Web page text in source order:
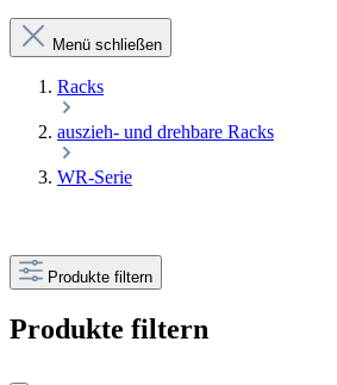
Menü schließen
Racks
auszieh- und drehbare Racks
WR-Serie
Produkte filtern
Produkte filtern